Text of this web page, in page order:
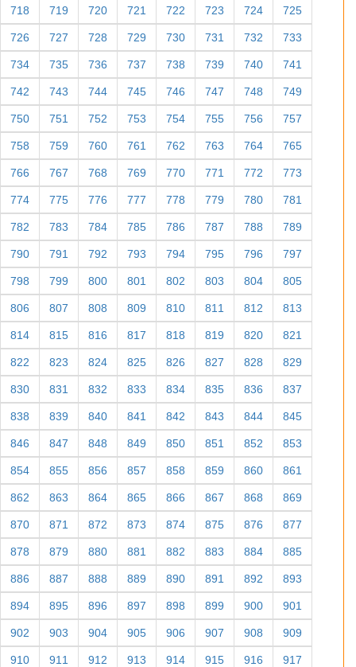
718 719 720 721 722 723 724 725
726 727 728 729 730 731 732 733
734 735 736 737 738 739 740 741
742 743 744 745 746 747 748 749
750 751 752 753 754 755 756 757
758 759 760 761 762 763 764 765
766 767 768 769 770 771 772 773
774 775 776 777 778 779 780 781
782 783 784 785 786 787 788 789
790 791 792 793 794 795 796 797
798 799 800 801 802 803 804 805
806 807 808 809 810 811 812 813
814 815 816 817 818 819 820 821
822 823 824 825 826 827 828 829
830 831 832 833 834 835 836 837
838 839 840 841 842 843 844 845
846 847 848 849 850 851 852 853
854 855 856 857 858 859 860 861
862 863 864 865 866 867 868 869
870 871 872 873 874 875 876 877
878 879 880 881 882 883 884 885
886 887 888 889 890 891 892 893
894 895 896 897 898 899 900 901
902 903 904 905 906 907 908 909
910 911 912 913 914 915 916 917